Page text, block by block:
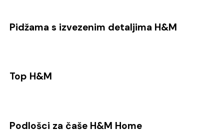
Pidžama s izvezenim detaljima H&M
Top H&M
Podlošci za čaše H&M Home